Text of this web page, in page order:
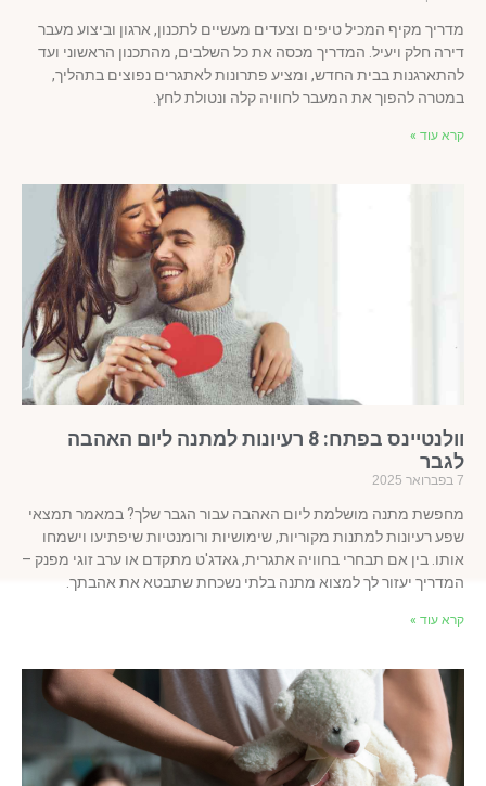
מקיף המכיל טיפים וצעדים מעשיים לתכנון, ארגון וביצוע מעבר
חלק ויעיל. המדריך מכסה את כל השלבים, מהתכנון הראשוני ועד
בבית החדש, ומציע פתרונות לאתגרים נפוצים בתהליך,
להפוך את המעבר לחוויה קלה ונטולת לחץ.
עוד »
וולנטיינס בפתח: 8 רעיונות למתנה ליום האהבה
מתנה מושלמת ליום האהבה עבור הגבר שלך? במאמר תמצאי
רעיונות למתנות מקוריות, שימושיות ורומנטיות שיפתיעו וישמחו
בין אם תבחרי בחוויה אתגרית, גאדג'ט מתקדם או ערב זוגי מפנק –
יעזור לך למצוא מתנה בלתי נשכחת שתבטא את אהבתך.
עוד »